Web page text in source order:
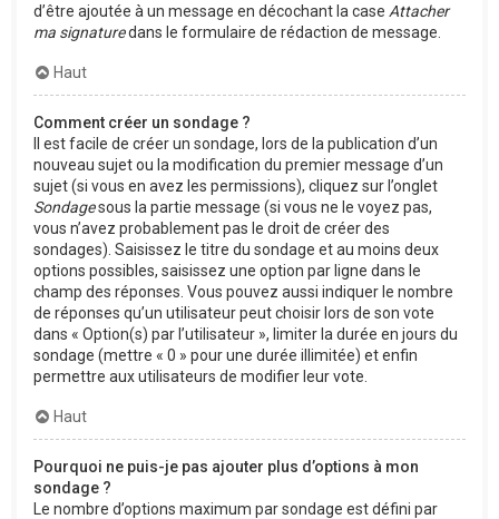
d’être ajoutée à un message en décochant la case Attacher
ma signaturedans le formulaire de rédaction de message.
Haut
Comment créer un sondage ?
Il est facile de créer un sondage, lors de la publication d’un
nouveau sujet ou la modification du premier message d’un
sujet (si vous en avez les permissions), cliquez sur l’onglet
Sondagesous la partie message (si vous ne le voyez pas,
vous n’avez probablement pas le droit de créer des
sondages). Saisissez le titre du sondage et au moins deux
options possibles, saisissez une option par ligne dans le
champ des réponses. Vous pouvez aussi indiquer le nombre
de réponses qu’un utilisateur peut choisir lors de son vote
dans « Option(s) par l’utilisateur », limiter la durée en jours du
sondage (mettre « 0 » pour une durée illimitée) et enfin
permettre aux utilisateurs de modifier leur vote.
Haut
Pourquoi ne puis-je pas ajouter plus d’options à mon
sondage ?
Le nombre d’options maximum par sondage est défini par